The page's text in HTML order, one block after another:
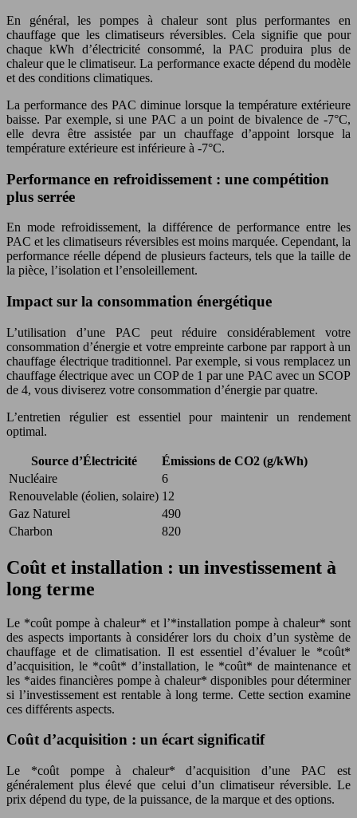
En général, les pompes à chaleur sont plus performantes en
chauffage que les climatiseurs réversibles. Cela signifie que pour
chaque kWh d’électricité consommé, la PAC produira plus de
chaleur que le climatiseur. La performance exacte dépend du modèle
et des conditions climatiques.
La performance des PAC diminue lorsque la température extérieure
baisse. Par exemple, si une PAC a un point de bivalence de -7°C,
elle devra être assistée par un chauffage d’appoint lorsque la
température extérieure est inférieure à -7°C.
Performance en refroidissement : une compétition
plus serrée
En mode refroidissement, la différence de performance entre les
PAC et les climatiseurs réversibles est moins marquée. Cependant, la
performance réelle dépend de plusieurs facteurs, tels que la taille de
la pièce, l’isolation et l’ensoleillement.
Impact sur la consommation énergétique
L’utilisation d’une PAC peut réduire considérablement votre
consommation d’énergie et votre empreinte carbone par rapport à un
chauffage électrique traditionnel. Par exemple, si vous remplacez un
chauffage électrique avec un COP de 1 par une PAC avec un SCOP
de 4, vous diviserez votre consommation d’énergie par quatre.
L’entretien régulier est essentiel pour maintenir un rendement
optimal.
Source d’Électricité
Émissions de CO2 (g/kWh)
Nucléaire
6
Renouvelable (éolien, solaire) 12
Gaz Naturel
490
Charbon
820
Coût et installation : un investissement à
long terme
Le *coût pompe à chaleur* et l’*installation pompe à chaleur* sont
des aspects importants à considérer lors du choix d’un système de
chauffage et de climatisation. Il est essentiel d’évaluer le *coût*
d’acquisition, le *coût* d’installation, le *coût* de maintenance et
les *aides financières pompe à chaleur* disponibles pour déterminer
si l’investissement est rentable à long terme. Cette section examine
ces différents aspects.
Coût d’acquisition : un écart significatif
Le *coût pompe à chaleur* d’acquisition d’une PAC est
généralement plus élevé que celui d’un climatiseur réversible. Le
prix dépend du type, de la puissance, de la marque et des options.